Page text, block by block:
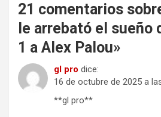
21 comentarios
le arrebató el sueño
1 a Alex Palou»
gl pro dice:
16 de octubre de 2025 a
**gl pro**